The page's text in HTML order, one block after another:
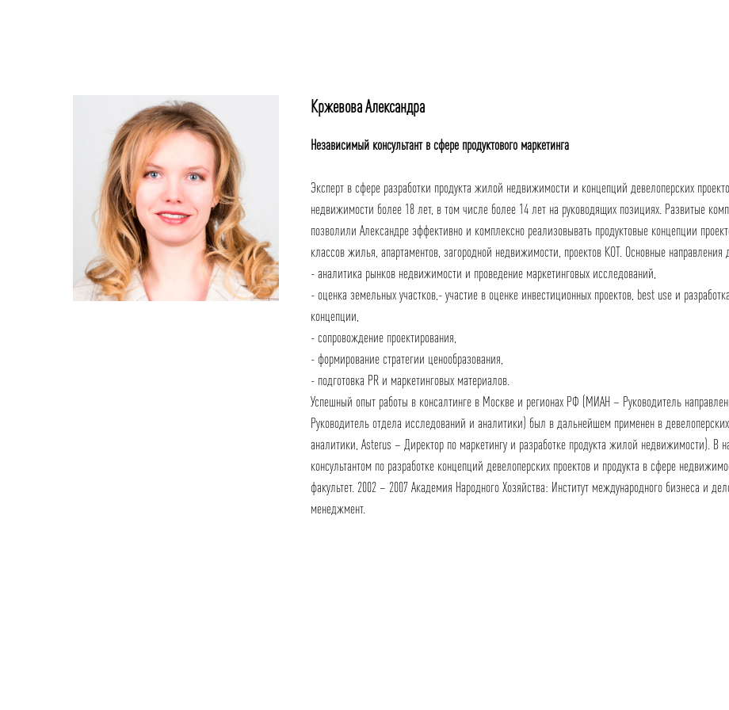
Кржевова Александра
Независимый консультант в сфере продуктового маркетинга
Эксперт в сфере разработки продукта жилой недвижимости и концепций девелоперских
недвижимости более 18 лет, в том числе более 14 лет на руководящих позициях. Развитые
позволили Александре эффективно и комплексно реализовывать продуктовые концепции
классов жилья, апартаментов, загородной недвижимости, проектов КОТ. Основные направления
- аналитика рынков недвижимости и проведение маркетинговых исследований,
- оценка земельных участков,- участие в оценке инвестиционных проектов, best use и
концепции,
- сопровождение проектирования,
- формирование стратегии ценообразования,
- подготовка PR и маркетинговых материалов.
Успешный опыт работы в консалтинге в Москве и регионах РФ (МИАН – Руководитель
Руководитель отдела исследований и аналитики) был в дальнейшем применен в
аналитики, Asterus – Директор по маркетингу и разработке продукта жилой недвижимости). В
консультантом по разработке концепций девелоперских проектов и продукта в сфере
факультет. 2002 – 2007 Академия Народного Хозяйства: Институт международного бизнеса и
менеджмент.